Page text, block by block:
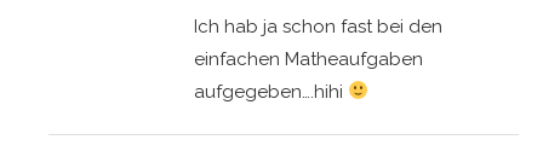
Ich hab ja schon fast bei den
einfachen Matheaufgaben
aufgegeben….hihi